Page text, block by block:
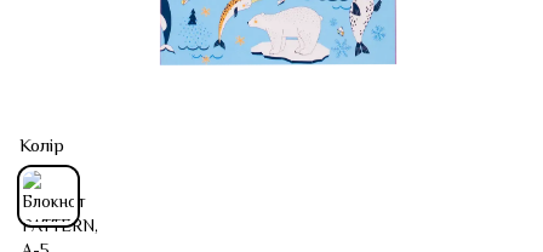
Колір